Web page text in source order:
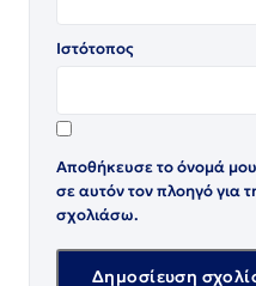
Ιστότοπος
Αποθήκευσε το όνομά
σε αυτόν τον πλοηγό για
σχολιάσω.